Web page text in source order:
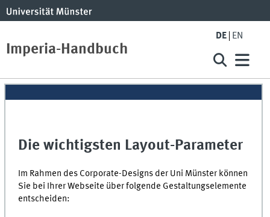
Imperia-Handbuch
DE EN
Die wichtigsten Layout-Parameter
Im Rahmen des Corporate-Designs der Uni Münster können
Sie bei Ihrer Webseite über folgende Gestaltungselemente
entscheiden: